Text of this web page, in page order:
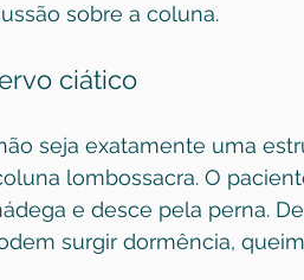
sobre a coluna.
ciático
seja exatamente uma
lombossacra. O
e desce pela perna.
surgir dormência,